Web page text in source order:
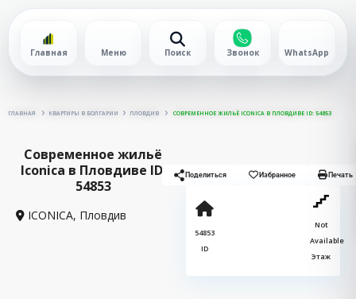
Главная Меню Поиск Звонок WhatsApp
ГЛАВНАЯ КВАРТИРЫ В БОЛГАРИИ ПЛОВДИВ СОВРЕМЕННОЕ ЖИЛЬЁ ICONICA В ПЛОВДИВЕ ID: 54853
Современное жильё
Iconica в Пловдиве ID:
54853
ICONICA, Пловдив
Поделиться Избранное Печать
54853
ID
Not
Available
Этаж